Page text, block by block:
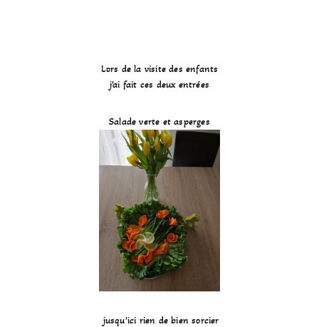
Lors de la visite des enfants
j’ai fait ces deux entrées
Salade verte et asperges
jusqu’ici rien de bien sorcier